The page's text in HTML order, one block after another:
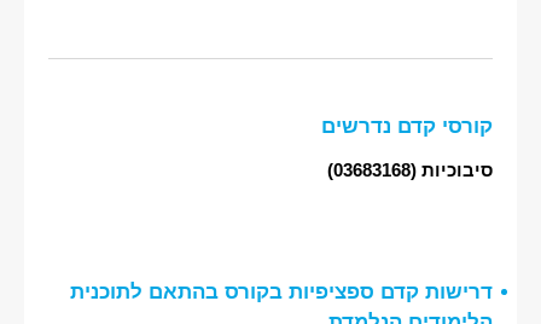
קורסי קדם נדרשים
סיבוכיות (03683168)
דרישות קדם ספציפיות בקורס בהתאם לתוכנית